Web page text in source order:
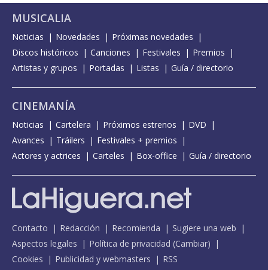
MUSICALIA
Noticias Novedades
Próximas novedades
Discos históricos
Canciones Festivales
Premios
Artistas y grupos
Portadas Listas Guía / directorio
CINEMANÍA
Noticias Cartelera Próximos estrenos
DVD
Avances
Tráilers
Festivales + premios
Actores y actrices
Carteles Box-office Guía / directorio
Contacto Redacción Recomienda
Sugiere una web
Aspectos legales
Política de privacidad (Cambiar)
Cookies
Publicidad y webmasters RSS